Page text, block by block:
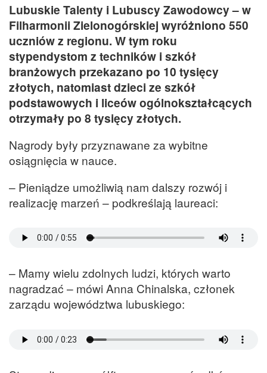
Lubuskie Talenty i Lubuscy Zawodowcy – w
Filharmonii Zielonogórskiej wyróżniono 550
uczniów z regionu. W tym roku
stypendystom z techników i szkół
branżowych przekazano po 10 tysięcy
złotych, natomiast dzieci ze szkół
podstawowych i liceów ogólnokształcących
otrzymały po 8 tysięcy złotych.
Nagrody były przyznawane za wybitne
osiągnięcia w nauce.
– Pieniądze umożliwią nam dalszy rozwój i
realizację marzeń – podkreślają laureaci:
– Mamy wielu zdolnych ludzi, których warto
nagradzać – mówi Anna Chinalska, członek
zarządu województwa lubuskiego: